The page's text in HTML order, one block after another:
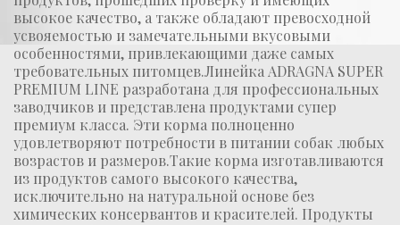
высокое качество, а также обладают превосходной
усвояемостью и замечательными вкусовыми
особенностями, привлекающими даже самых
требовательных питомцев.Линейка ADRAGNA SUPER
PREMIUM LINE разработана для профессиональных
заводчиков и представлена продуктами супер
премиум класса. Эти корма полноценно
удовлетворяют потребности в питании собак любых
возрастов и размеров.Такие корма изготавливаются
из продуктов самого высокого качества,
исключительно на натуральной основе без
химических консервантов и красителей. Продукты